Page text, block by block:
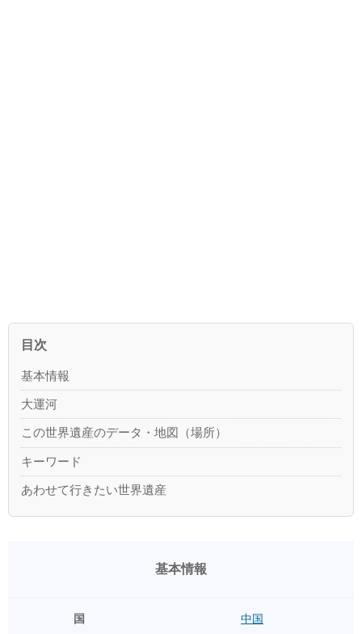
目次
基本情報
大運河
この世界遺産のデータ・地図（場所）
キーワード
あわせて行きたい世界遺産
基本情報
国 中国